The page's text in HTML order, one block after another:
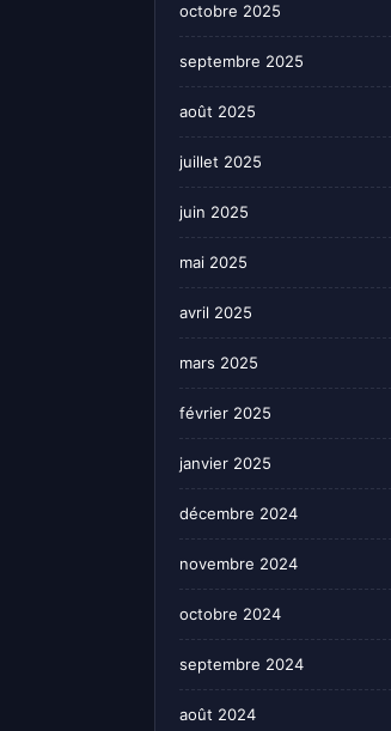
octobre 2025
septembre 2025
août 2025
juillet 2025
juin 2025
mai 2025
avril 2025
mars 2025
février 2025
janvier 2025
décembre 2024
novembre 2024
octobre 2024
septembre 2024
août 2024